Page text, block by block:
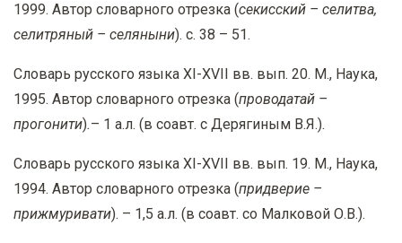
1999. Автор словарного отрезка (секисский – селитва,
селитряный – селяныни). с. 38 – 51.
Словарь русского языка XI-XVII вв. вып. 20. М., Наука,
1995. Автор словарного отрезка (проводатай –
прогонити).– 1 а.л. (в соавт. с Дерягиным В.Я.).
Словарь русского языка XI-XVII вв. вып. 19. М., Наука,
1994. Автор словарного отрезка (придверие –
прижмуривати). – 1,5 а.л. (в соавт. со Малковой О.В.).